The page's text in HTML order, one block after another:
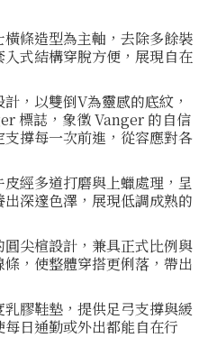
橫條造型為主軸，去除多餘裝
式結構穿脫方便，展現自在
，以雙倒V為靈感的底紋，
標誌，象徵 Vanger 的自信
撐每一次前進，從容應對各
經多道打磨與上蠟處理，呈
深邃色澤，展現低調成熟的
圓尖楦設計，兼具正式比例與
，使整體穿搭更俐落，帶出
乳膠鞋墊，提供足弓支撐與緩
日通勤或外出都能自在行